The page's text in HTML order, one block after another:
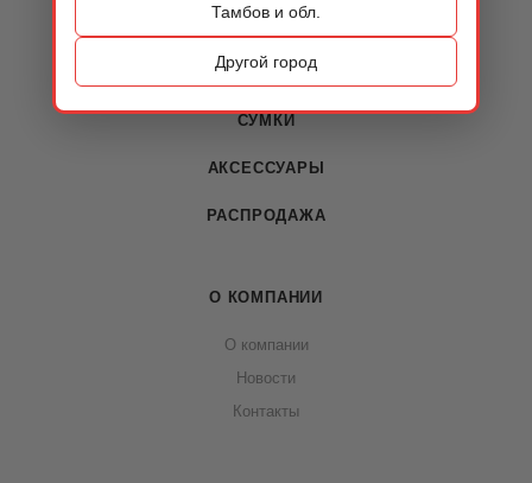
Тамбов и обл.
Другой город
ОБУВЬ
СУМКИ
АКСЕССУАРЫ
РАСПРОДАЖА
О КОМПАНИИ
О компании
Новости
Контакты